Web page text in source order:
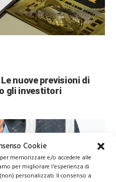
Cookie
memorizzare e/o accedere alle
per migliorare l'esperienza di
personalizzati. Il consenso a
nuove previsioni di
gli investitori